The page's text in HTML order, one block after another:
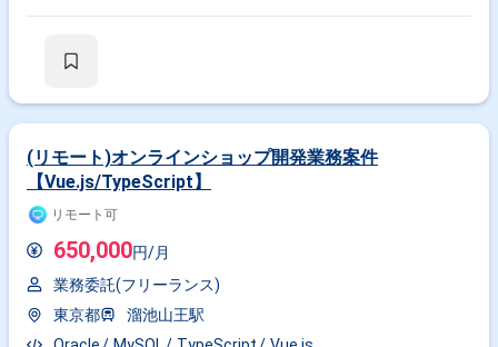
(リモート)オンラインショップ開発業務案件
【Vue.js/TypeScript】
リモート可
650,000円/月
業務委託(フリーランス)
東京都
溜池山王駅